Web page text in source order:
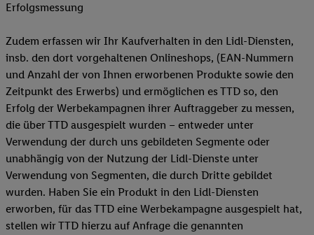
Erfolgsmessung
Zudem erfassen wir Ihr Kaufverhalten in den Lidl-Diensten,
insb. den dort vorgehaltenen Onlineshops, (EAN-Nummern
und Anzahl der von Ihnen erworbenen Produkte sowie den
Zeitpunkt des Erwerbs) und ermöglichen es TTD so, den
Erfolg der Werbekampagnen ihrer Auftraggeber zu messen,
die über TTD ausgespielt wurden – entweder unter
Verwendung der durch uns gebildeten Segmente oder
unabhängig von der Nutzung der Lidl-Dienste unter
Verwendung von Segmenten, die durch Dritte gebildet
wurden. Haben Sie ein Produkt in den Lidl-Diensten
erworben, für das TTD eine Werbekampagne ausgespielt hat,
stellen wir TTD hierzu auf Anfrage die genannten